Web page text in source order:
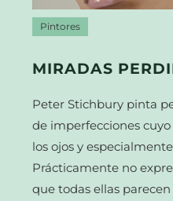
Pintores
MIRADAS
Peter Stichbury pinta
de imperfecciones
los ojos y
Prácticamente no
que todas ellas